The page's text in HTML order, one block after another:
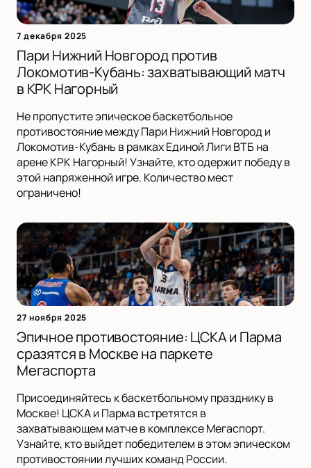
7 декабря 2025
Пари Нижний Новгород против
Локомотив-Кубань: захватывающий матч
в КРК Нагорный
Не пропустите эпическое баскетбольное
противостояние между Пари Нижний Новгород и
Локомотив-Кубань в рамках Единой Лиги ВТБ на
арене КРК Нагорный! Узнайте, кто одержит победу в
этой напряженной игре. Количество мест
ограничено!
27 ноября 2025
Эпичное противостояние: ЦСКА и Парма
сразятся в Москве на паркете
Мегаспорта
Присоединяйтесь к баскетбольному празднику в
Москве! ЦСКА и Парма встретятся в
захватывающем матче в комплексе Мегаспорт.
Узнайте, кто выйдет победителем в этом эпическом
противостоянии лучших команд России.